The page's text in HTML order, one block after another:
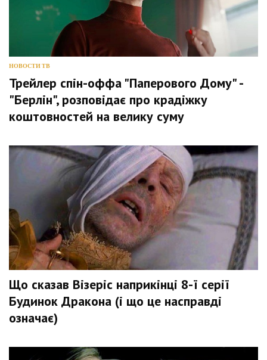
НОВОСТИ ТВ
Трейлер спін-оффа "Паперового Дому" -
"Берлін", розповідає про крадіжку
коштовностей на велику суму
Що сказав Візеріс наприкінці 8-ї серії
Будинок Дракона (і що це насправді
означає)